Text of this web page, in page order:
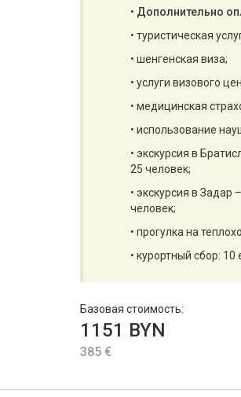
• Дополнительно
• туристическая
• шенгенская виза;
• услуги визового
• медицинская
• использование
• экскурсия в
25 человек;
• экскурсия в
человек;
• прогулка на
• курортный сбор:
Базовая стоимость:
1151 BYN
385 €